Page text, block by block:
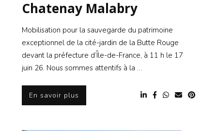
Chatenay Malabry
Mobilisation pour la sauvegarde du patrimoine
exceptionnel de la cité-jardin de la Butte Rouge
devant la préfecture d’Île-de-France, à 11 h le 17
juin 26. Nous sommes attentifs à la …
En savoir plus